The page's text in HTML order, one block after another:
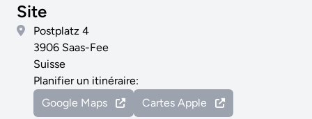
Site
Postplatz 4
3906 Saas-Fee
Suisse
Planifier un itinéraire:
Google Maps
Cartes Apple